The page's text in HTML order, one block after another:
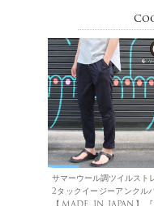
サマーウール調ツイルスト
2タックイージーアンクル